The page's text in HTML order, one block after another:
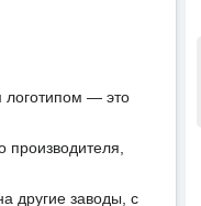
логотипом — это
производителя,
другие заводы, с